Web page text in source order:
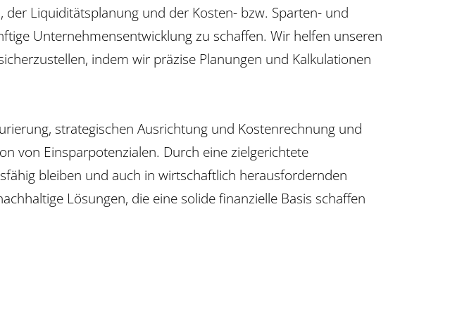
Liquiditätsplanung und der Kosten- bzw. Sparten- und
Unternehmensentwicklung zu schaffen. Wir helfen unseren
indem wir präzise Planungen und Kalkulationen
strategischen Ausrichtung und Kostenrechnung und
von Einsparpotenzialen. Durch eine zielgerichtete
bleiben und auch in wirtschaftlich herausfordernden
Lösungen, die eine solide finanzielle Basis schaffen